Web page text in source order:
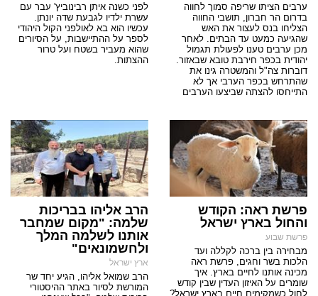
ערבים הציתו שריפה סמוך לחווה
בדרום הר חברון, תושבי החווה
הצליחו בנס לעצור את האש
שהגיעה כמעט עד הבתים. לאחר
מכן ערבים טענו לפעולת תגמול
יהודית בכפר חירבת טובא שבאזור.
דוברות צה"ל והמשטרה גינו את
שהתרחש בכפר הערבי אך לא
התייחסו להצתה שביצעו הערבים
לפני כשנה איתן רבינוביץ' עבר עם
עשרת ילדיו לגבעת שדה יונתן.
עכשיו הוא בא לאולפני הקול היהודי
לספר על ההתיישבות, על הסיורים
שהוא מעביר בשטח ועל טרור
ההצתות.
פרשת ראה: הקודש
והחול בארץ ישראל
פרשת שבוע
מבחירה בין ברכה לקללה ועד
הלכות בשר וחגים, פרשת ראה
מכינה אותנו לחיים בארץ. איך
שומרים על האיזון העדין שבין קודש
לחול כשמקימים חיים בארץ ישראל?
הרב אליהו בבריכות
שלמה: "מקום שמחבר
אותנו לשלמה המלך
ולחשמונאים"
ארץ ישראל
הרב שמואל אליהו, הגיע יחד שר
המורשת לסיור באתר ההיסטורי